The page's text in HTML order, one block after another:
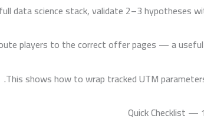
data science stack, validate 2–3 hypotheses
players to the correct offer pages — a
This shows how to wrap tracked UTM